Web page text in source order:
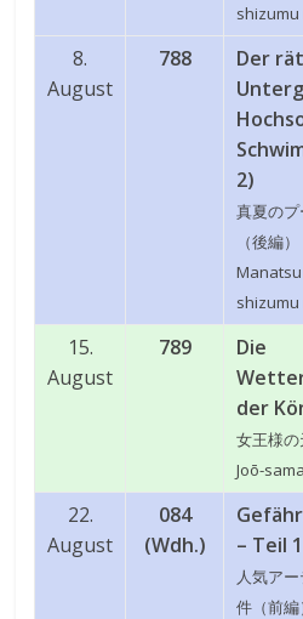
8.
August
788
Der
2)
真夏の
（後編）
15.
August
789
Die
der
女王様
Joō-
22.
August
084
(Wdh.)
– Teil 1
人気ア
件（前編